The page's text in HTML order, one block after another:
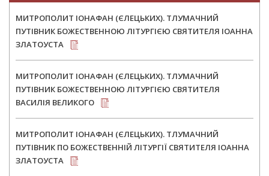
МИТРОПОЛИТ ІОНАФАН (ЄЛЕЦЬКИХ). ТЛУМАЧНИЙ
ПУТІВНИК БОЖЕСТВЕННОЮ ЛІТУРГІЄЮ СВЯТИТЕЛЯ ІОАННА
ЗЛАТОУСТА
МИТРОПОЛИТ ІОНАФАН (ЄЛЕЦЬКИХ). ТЛУМАЧНИЙ
ПУТІВНИК БОЖЕСТВЕННОЮ ЛІТУРГІЄЮ СВЯТИТЕЛЯ
ВАСИЛІЯ ВЕЛИКОГО
МИТРОПОЛИТ ІОНАФАН (ЄЛЕЦЬКИХ). ТЛУМАЧНИЙ
ПУТІВНИК ПО БОЖЕСТВЕННІЙ ЛІТУРГІЇ СВЯТИТЕЛЯ ІОАННА
ЗЛАТОУСТА